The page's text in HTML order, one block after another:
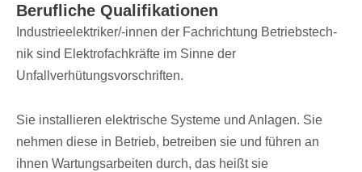
Beruf­li­che Qualifikationen
Indus­trie­elek­tri­ker/-innen der Fach­rich­tung Betriebs­tech­
nik sind Elek­tro­fach­kräfte im Sinne der
Unfallverhütungsvorschriften.
Sie instal­lie­ren elek­tri­sche Systeme und Anla­gen. Sie
nehmen diese in Betrieb, betrei­ben sie und führen an
ihnen Wartungs­ar­bei­ten durch, das heißt sie